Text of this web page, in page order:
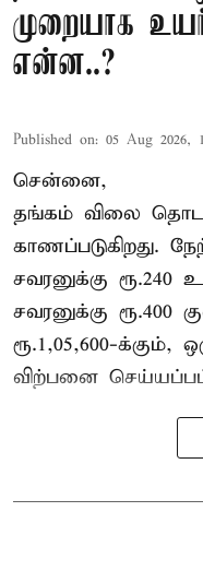
முறையாக
என்ன..?
Published on: 05 Aug 2026,
சென்னை,
தங்கம் விலை
காணப்படுகிறது.
சவரனுக்கு ரூ.240
சவரனுக்கு ரூ.400
ரூ.1,05,600-க்கும்,
விற்பனை